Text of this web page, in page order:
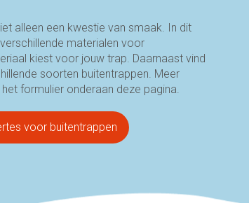
alleen een kwestie van smaak. In dit
materialen voor
kiest voor jouw trap. Daarnaast vind
soorten buitentrappen. Meer
formulier onderaan deze pagina.
voor buitentrappen